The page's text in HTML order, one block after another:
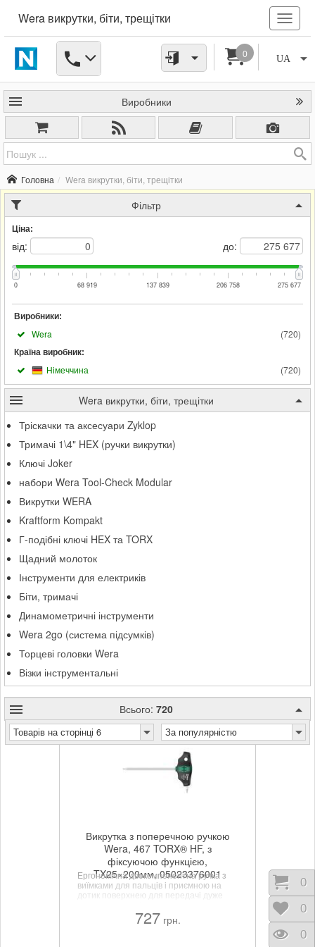
Wera викрутки, біти, трещітки
UA
0
Виробники
Головна Wera викрутки, біти, трещітки
Фільтр
Ціна:
від: до:
0 68 919 137 839 206 758 275 677
Виробники:
(720)
Wera
Країна виробник:
(720)
Німеччина
Wera викрутки, біти, трещітки
Тріскачки та аксесуари Zyklop
Тримачі 1\4" HEX (ручки викрутки)
Ключі Joker
набори Wera Tool-Check Modular
Викрутки WERA
Kraftform Kompakt
Г-подібні ключі HEX та TORX
Щадний молоток
Інструменти для електриків
Біти, тримачі
Динамометричні інструменти
Wera 2go (система підсумків)
Торцеві головки Wera
Візки інструментальні
Всього: 720
Товарів на сторінці 6 За популярністю
Викрутка з поперечною ручкою
Wera, 467 TORX® HF, з
фіксуючою функцією,
TX25×200мм, 05023376001
Ергономічна двокомпонентна ручка з
виїмками для пальців і приємною на
дотик поверхнею для передачі дуже
роботу. З індикаторами інструментів
"Take it easy": Кольорове маркування
727 грн.
0
0
0